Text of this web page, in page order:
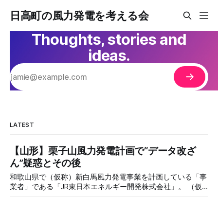
日高町の風力発電を考える会
Thoughts, stories and
ideas.
LATEST
【山形】栗子山風力発電計画で“データ改ざ
ん”疑惑とその後
和歌山県で（仮称）新白馬風力発電事業を計画している「事
業者」である「JR東日本エネルギー開発株式会社」。 （仮